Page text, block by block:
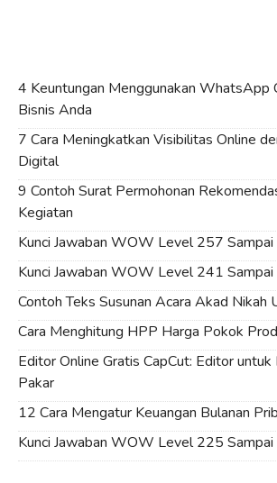
4 Keuntungan Menggunakan WhatsApp
Bisnis Anda
7 Cara Meningkatkan Visibilitas Online
Digital
9 Contoh Surat Permohonan
Kegiatan
Kunci Jawaban WOW Level 257
Kunci Jawaban WOW Level 241
Contoh Teks Susunan Acara Akad Nikah
Cara Menghitung HPP Harga Pokok
Editor Online Gratis CapCut: Editor untuk
Pakar
12 Cara Mengatur Keuangan Bulanan
Kunci Jawaban WOW Level 225